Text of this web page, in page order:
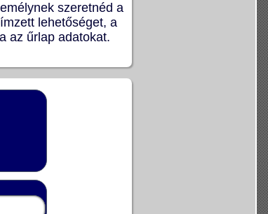
szeretnéd a
lehetőséget, a
az űrlap adatokat.